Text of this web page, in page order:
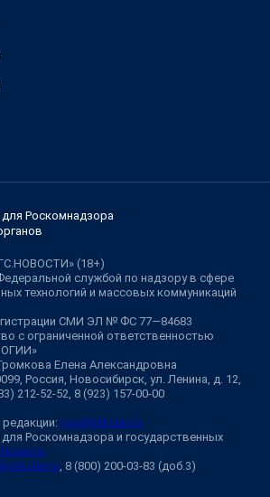
Роскомнадзора
(18+)
службой по надзору в сфере
технологий и массовых коммуникаций
СМИ ЭЛ № ФС 77—84683
с ограниченной ответственностью
Елена Александровна
Россия, Новосибирск, ул. Ленина, д. 12,
212-52-52, 8 (923) 157-00-00
ngs@shkulev.ru
Роскомнадзора и государственных
, 8 (800) 200-03-83 (доб.3)